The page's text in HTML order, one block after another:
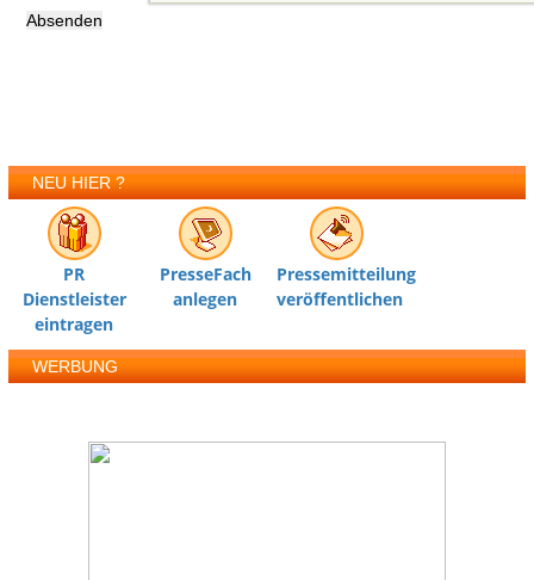
NEU HIER ?
PR
Dienstleister
eintragen
PresseFach
anlegen
Pressemitteilung
veröffentlichen
WERBUNG